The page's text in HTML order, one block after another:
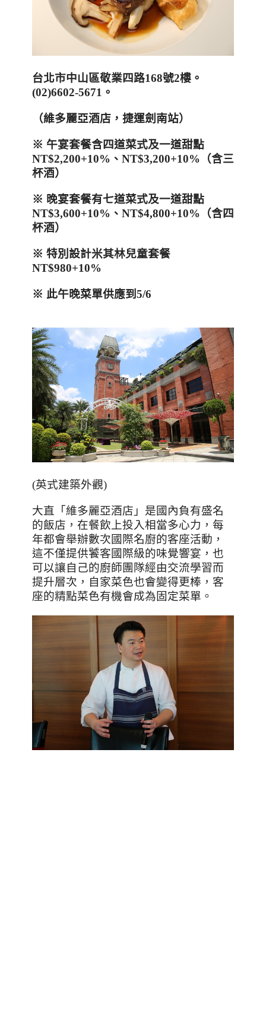
台北市中山區敬業四路168號2樓。
(02)6602-5671 。
（維多麗亞酒店，捷運劍南站）
※ 午宴套餐含四道菜式及一道甜點
NT$2,200+10% 、 NT$3,200+10% （含三
杯酒）
※ 晚宴套餐有七道菜式及一道甜點
NT$3,600+10% 、 NT$4,800+10% （含四
杯酒）
※ 特別設計米其林兒童套餐
NT$980+10%
※ 此午晚菜單供應到 5/6
(英式建築外觀)
大直「維多麗亞酒店」是國內負有盛名
的飯店，在餐飲上投入相當多心力，每
年都會舉辦數次國際名廚的客座活動，
這不僅提供饕客國際級的味覺響宴，也
可以讓自己的廚師團隊經由交流學習而
提升層次，自家菜色也會變得更棒，客
座的精點菜色有機會成為固定菜單。